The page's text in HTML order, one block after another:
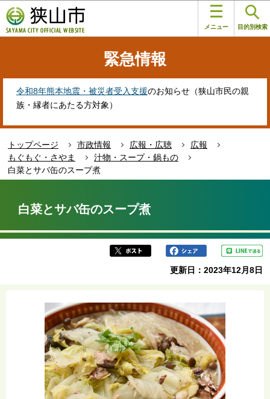
の
ペ
す
メニュー 目的別検索
緊急情報
令和8年熊本地震・被災者受入支援のお知らせ（狭山市民の親
族・縁者にあたる方対象）
トップページ 市政情報 広報・広聴
広報
もぐもぐ・さやま
汁物・スープ・鍋もの
白菜とサバ缶のスープ煮
か
白菜とサバ缶のスープ煮
更新日：2023年12月8日